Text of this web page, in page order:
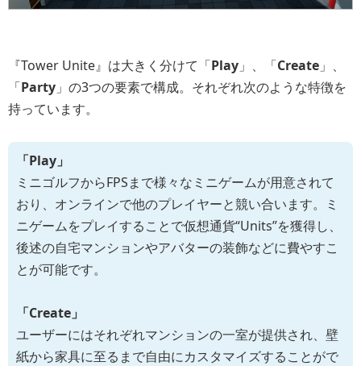
『Tower Unite』は大きく分けて「Play 」、「Create 」、
「Party 」の3つの要素で構成。それぞれ次のような特徴を
持っています。
「Play」
ミニゴルフからFPSまで様々なミニゲームが用意されて
おり、オンラインで他のプレイヤーと競い合います。ミ
ニゲームをプレイすることで仮想通貨“Units”を獲得し、
後述の自宅マンションやアバターの装飾などに費やすこ
とが可能です。
「Create」
ユーザーにはそれぞれマンションの一室が提供され、壁
紙から家具に至るまで自由にカスタマイズすることがで